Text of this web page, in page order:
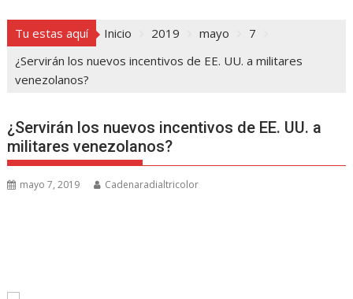
Tu estas aquí Inicio 2019 mayo
7
¿Servirán los nuevos incentivos de EE. UU. a militares
venezolanos?
¿Servirán los nuevos incentivos de EE. UU. a
militares venezolanos?
mayo 7, 2019 Cadenaradialtricolor